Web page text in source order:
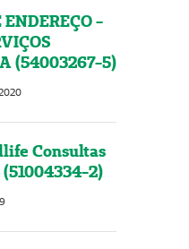
-
(54003267-5)
Consultas
2)